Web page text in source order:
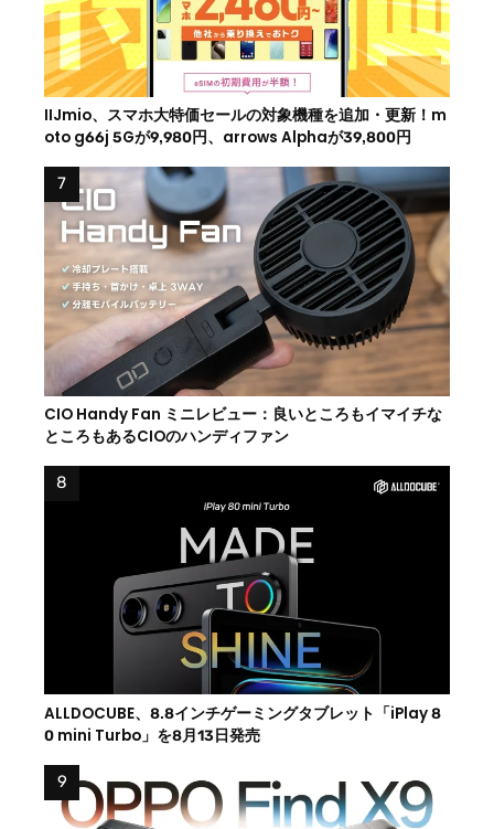
IIJmio、スマホ大特価セールの対象機種を追加・更新！m
oto g66j 5Gが9,980円、arrows Alphaが39,800円
CIO Handy Fan ミニレビュー：良いところもイマイチな
ところもあるCIOのハンディファン
ALLDOCUBE、8.8インチゲーミングタブレット「iPlay 8
0 mini Turbo」を8月13日発売